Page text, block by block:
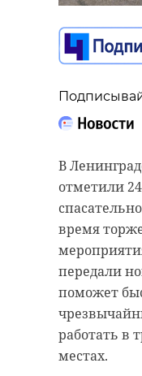
В
отметили
время
передали
поможет
работать в
местах.
районе
на сумму
не
вмешались
сообщили в
Было
В Санкт-
прошел
органов
обсудили,
жителей